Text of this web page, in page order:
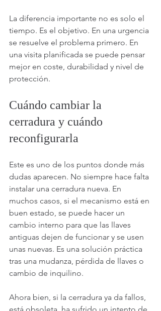
La diferencia importante no es solo el
tiempo. Es el objetivo. En una urgencia
se resuelve el problema primero. En
una visita planificada se puede pensar
mejor en coste, durabilidad y nivel de
protección.
Cuándo cambiar la
cerradura y cuándo
reconfigurarla
Este es uno de los puntos donde más
dudas aparecen. No siempre hace falta
instalar una cerradura nueva. En
muchos casos, si el mecanismo está en
buen estado, se puede hacer un
cambio interno para que las llaves
antiguas dejen de funcionar y se usen
unas nuevas. Es una solución práctica
tras una mudanza, pérdida de llaves o
cambio de inquilino.
Ahora bien, si la cerradura ya da fallos,